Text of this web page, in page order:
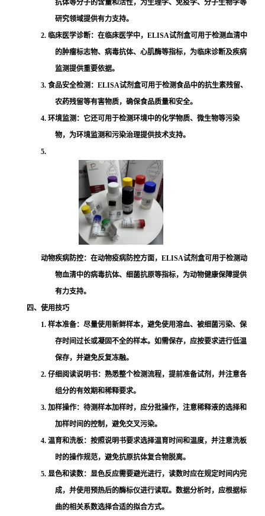
抗体等分子的含量和活性，为生理学、免疫学、分子生物学等
研究领域提供有力支持。
2. 临床医学诊断：在临床医学中，ELISA试剂盒可用于检测血清中
的肿瘤标志物、病毒抗体、心肌酶等指标，为临床诊断及疾病
监测提供重要依据。
3. 食品安全检测：ELISA试剂盒可用于检测食品中的抗生素残留、
农药残留等有害物质，确保食品质量和安全。
4. 环境监测：它还可用于检测环境中的化学物质、微生物等污染
物，为环境监测和污染治理提供技术支持。
5.
动物疾病防控：在动物疫病防控方面，ELISA试剂盒可用于检测动
物血清中的病毒抗体、细菌抗原等指标，为动物健康保障提供
有力支持。
四、使用技巧
1. 样本准备：尽量使用新鲜样本，避免使用溶血、被细菌污染、保
存时间过长或凝固不全的样本。如需保存，应按要求进行低温
保存，并避免反复冻融。
2. 仔细阅读说明书：熟悉整个检测流程，提前准备试剂，并注意各
组分的有效期和稀释要求。
3. 加样操作：待测样本加样时，应分批操作，注意稀释液的选择和
加样时间的控制，避免交叉污染。
4. 温育和洗板：按照说明书要求选择温育时间和温度，并注意洗板
时的操作规范，避免抗原抗体复合物脱离。
5. 显色和读数：显色反应需要避光进行，读数时应在规定时间内完
成，并使用预热后的酶标仪进行读取。数据分析时，应根据标
曲的相关系数选择合适的拟合方式。